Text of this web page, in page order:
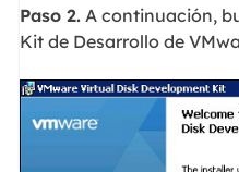
Paso 2.A continuación,
Kit de Desarrollo de